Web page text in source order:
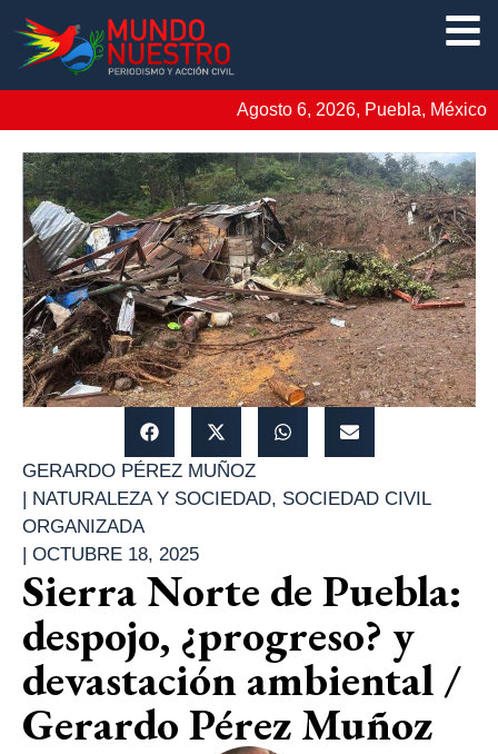
Agosto 6, 2026, Puebla, México
GERARDO PÉREZ MUÑOZ
| NATURALEZA Y SOCIEDAD, SOCIEDAD CIVIL
ORGANIZADA
| OCTUBRE 18, 2025
Sierra Norte de Puebla:
despojo, ¿progreso? y
devastación ambiental /
Gerardo Pérez Muñoz